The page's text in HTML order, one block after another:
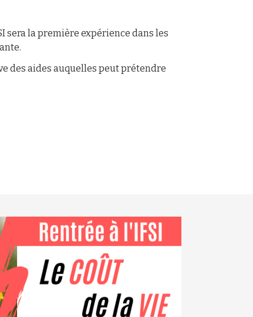
sera la première expérience dans les
des aides auquelles peut prétendre